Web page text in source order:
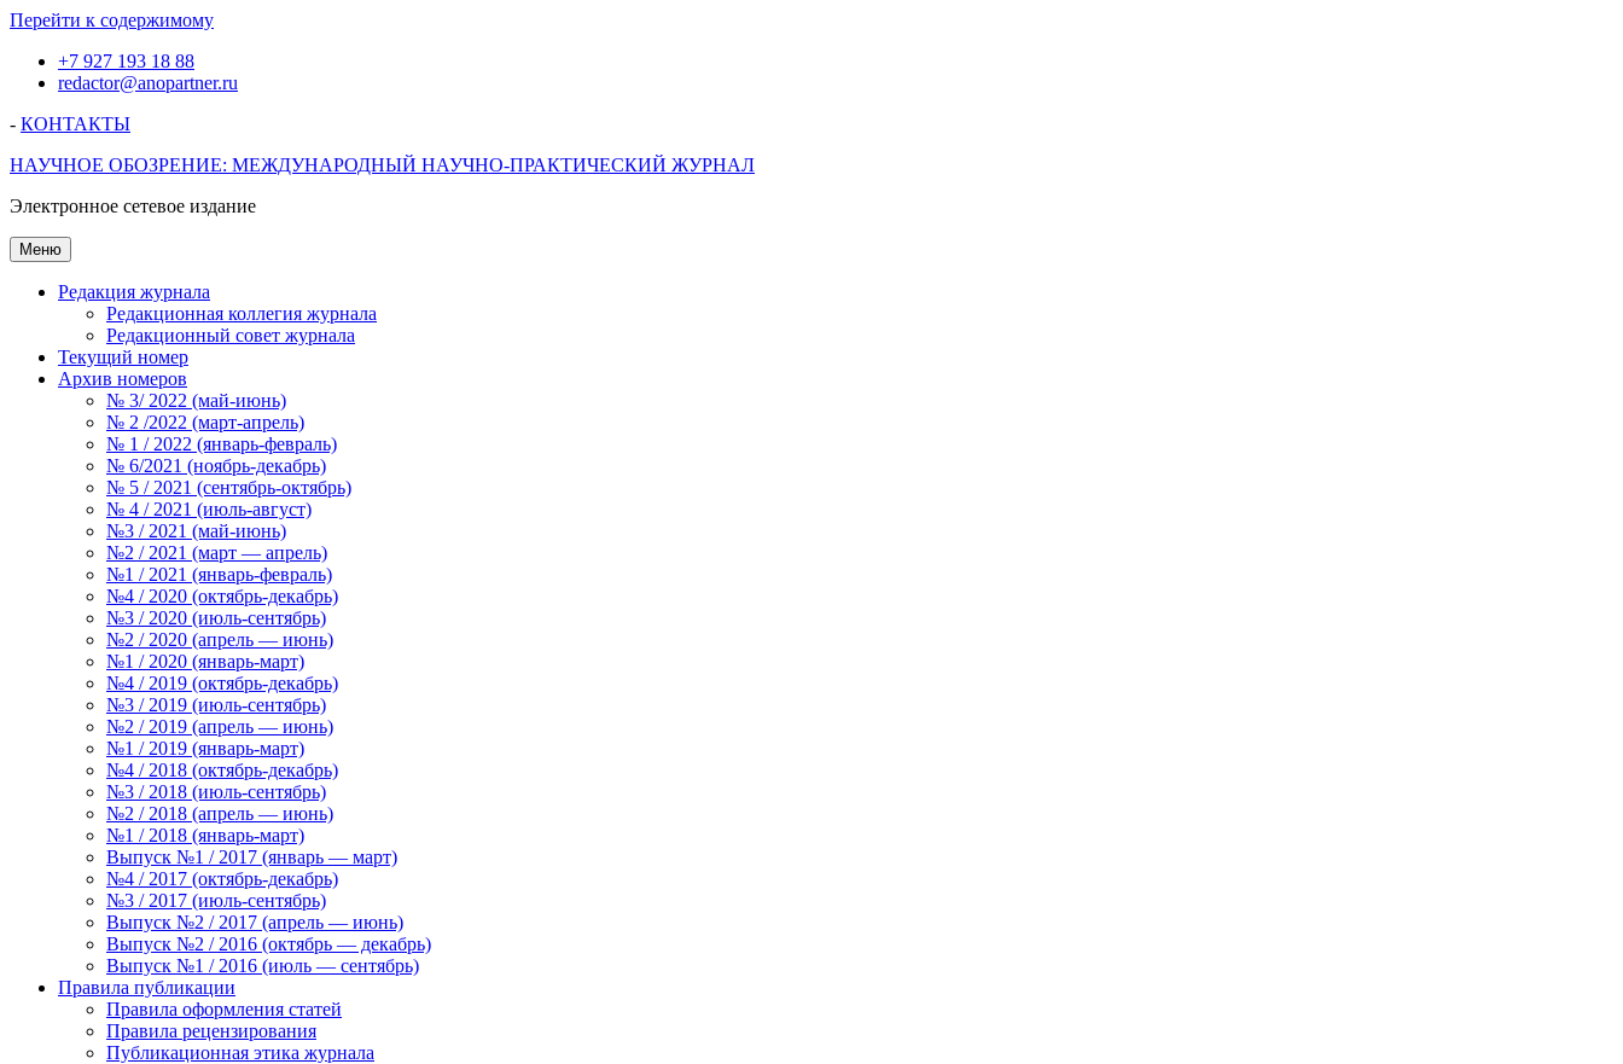
Перейти к содержимому
+7 927 193 18 88
redactor@anopartner.ru
- КОНТАКТЫ
НАУЧНОЕ ОБОЗРЕНИЕ: МЕЖДУНАРОДНЫЙ НАУЧНО-ПРАКТИЧЕСКИЙ ЖУРНАЛ
Электронное сетевое издание
Меню
Редакция журнала
Редакционная коллегия журнала
Редакционный совет журнала
Текущий номер
Архив номеров
№ 3/ 2022 (май-июнь)
№ 2 /2022 (март-апрель)
№ 1 / 2022 (январь-февраль)
№ 6/2021 (ноябрь-декабрь)
№ 5 / 2021 (сентябрь-октябрь)
№ 4 / 2021 (июль-август)
№3 / 2021 (май-июнь)
№2 / 2021 (март — апрель)
№1 / 2021 (январь-февраль)
№4 / 2020 (октябрь-декабрь)
№3 / 2020 (июль-сентябрь)
№2 / 2020 (апрель — июнь)
№1 / 2020 (январь-март)
№4 / 2019 (октябрь-декабрь)
№3 / 2019 (июль-сентябрь)
№2 / 2019 (апрель — июнь)
№1 / 2019 (январь-март)
№4 / 2018 (октябрь-декабрь)
№3 / 2018 (июль-сентябрь)
№2 / 2018 (апрель — июнь)
№1 / 2018 (январь-март)
Выпуск №1 / 2017 (январь — март)
№4 / 2017 (октябрь-декабрь)
№3 / 2017 (июль-сентябрь)
Выпуск №2 / 2017 (апрель — июнь)
Выпуск №2 / 2016 (октябрь — декабрь)
Выпуск №1 / 2016 (июль — сентябрь)
Правила публикации
Правила оформления статей
Правила рецензирования
Публикационная этика журнала